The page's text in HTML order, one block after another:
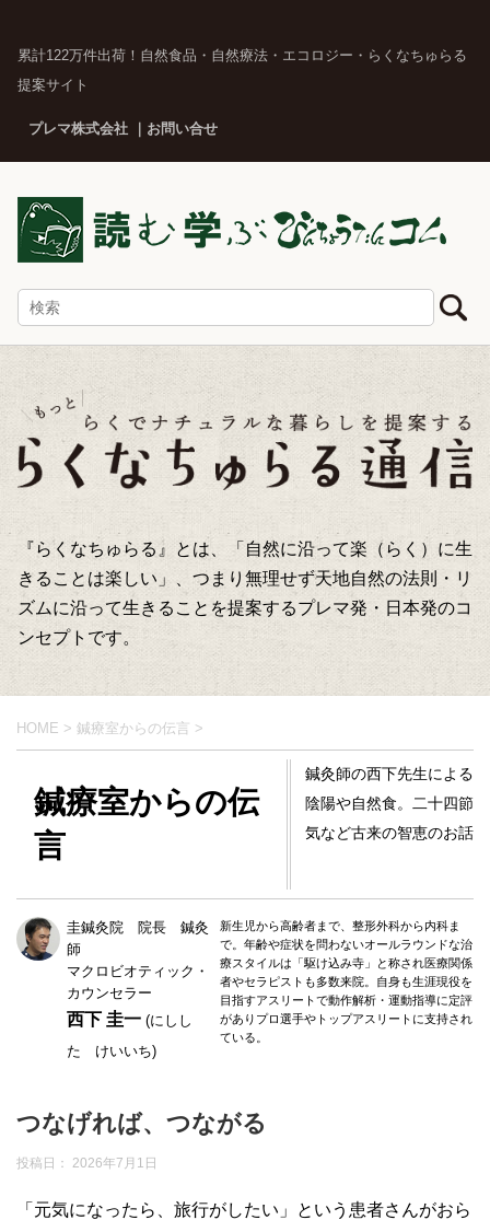
累計122万件出荷！自然食品・自然療法・エコロジー・らくなちゅらる
提案サイト
プレマ株式会社 お問い合せ
『らくなちゅらる』とは、「自然に沿って楽（らく）に生
きることは楽しい」、つまり無理せず天地自然の法則・リ
ズムに沿って生きることを提案するプレマ発・日本発のコ
ンセプトです。
HOME > 鍼療室からの伝言 >
鍼療室からの伝
言
鍼灸師の西下先生による
陰陽や自然食。二十四節
気など古来の智恵のお話
圭鍼灸院 院長 鍼灸
師
マクロビオティック・
カウンセラー
西下 圭一(にしし
た けいいち)
新生児から高齢者まで、整形外科から内科ま
で。年齢や症状を問わないオールラウンドな治
療スタイルは「駆け込み寺」と称され医療関係
者やセラピストも多数来院。自身も生涯現役を
目指すアスリートで動作解析・運動指導に定評
がありプロ選手やトップアスリートに支持され
ている。
つなげれば、つながる
投稿日： 2026年7月1日
「元気になったら、旅行がしたい」という患者さんがおら